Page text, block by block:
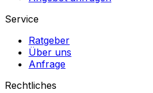
Service
Ratgeber
Über uns
Anfrage
Rechtliches